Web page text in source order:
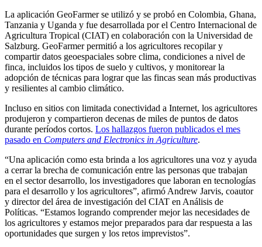
La aplicación GeoFarmer se utilizó y se probó en Colombia, Ghana,
Tanzania y Uganda y fue desarrollada por el Centro Internacional de
Agricultura Tropical (CIAT) en colaboración con la Universidad de
Salzburg. GeoFarmer permitió a los agricultores recopilar y
compartir datos geoespaciales sobre clima, condiciones a nivel de
finca, incluidos los tipos de suelo y cultivos, y monitorear la
adopción de técnicas para lograr que las fincas sean más productivas
y resilientes al cambio climático.
Incluso en sitios con limitada conectividad a Internet, los agricultores
produjeron y compartieron decenas de miles de puntos de datos
durante períodos cortos. Los hallazgos fueron publicados el mes
pasado en Computers and Electronics in Agriculture.
“Una aplicación como esta brinda a los agricultores una voz y ayuda
a cerrar la brecha de comunicación entre las personas que trabajan
en el sector desarrollo, los investigadores que laboran en tecnologías
para el desarrollo y los agricultores”, afirmó Andrew Jarvis, coautor
y director del área de investigación del CIAT en Análisis de
Políticas. “Estamos logrando comprender mejor las necesidades de
los agricultores y estamos mejor preparados para dar respuesta a las
oportunidades que surgen y los retos imprevistos”.